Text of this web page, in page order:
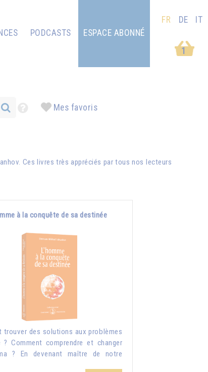
PODCASTS
1
ESPACE ABONNÉ
FR DE IT
Mes favoris
. Ces livres très appréciés par tous nos lecteurs
à la conquête de sa destinée
trouver des solutions aux problèmes
Comment comprendre et changer
? En devenant maître de notre